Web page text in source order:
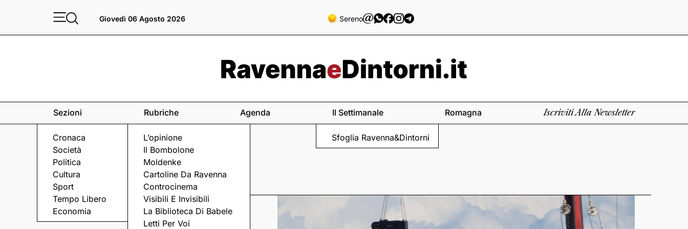
Giovedì 06 Agosto 2026 Sereno
Sezioni
Cronaca
Società
Politica
Cultura
Sport
Tempo Libero
Economia
Rubriche
L’opinione
Il Bombolone
Moldenke
Cartoline Da Ravenna
Controcinema
Visibili E Invisibili
La Biblioteca Di Babele
Letti Per Voi
Agenda Il Settimanale
Sfoglia Ravenna&Dintorni
Romagna Iscriviti Alla Newsletter
EX SAROM